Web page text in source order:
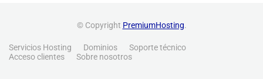
© Copyright PremiumHosting.
Servicios Hosting Dominios
Soporte técnico
Acceso clientes
Sobre nosotros